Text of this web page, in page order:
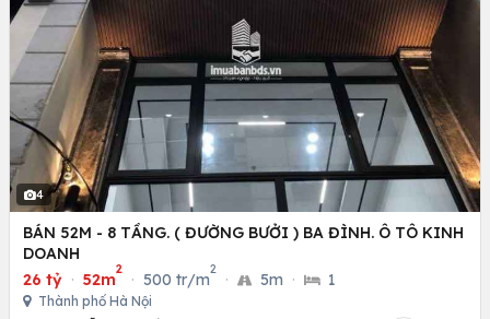
4
BÁN 52M - 8 TẦNG. ( ĐƯỜNG BƯỞI ) BA ĐÌNH. Ô TÔ KINH
DOANH
26 tỷ · 52m
2
· 500 tr/m
2
· 5m · 1
Thành phố Hà Nội